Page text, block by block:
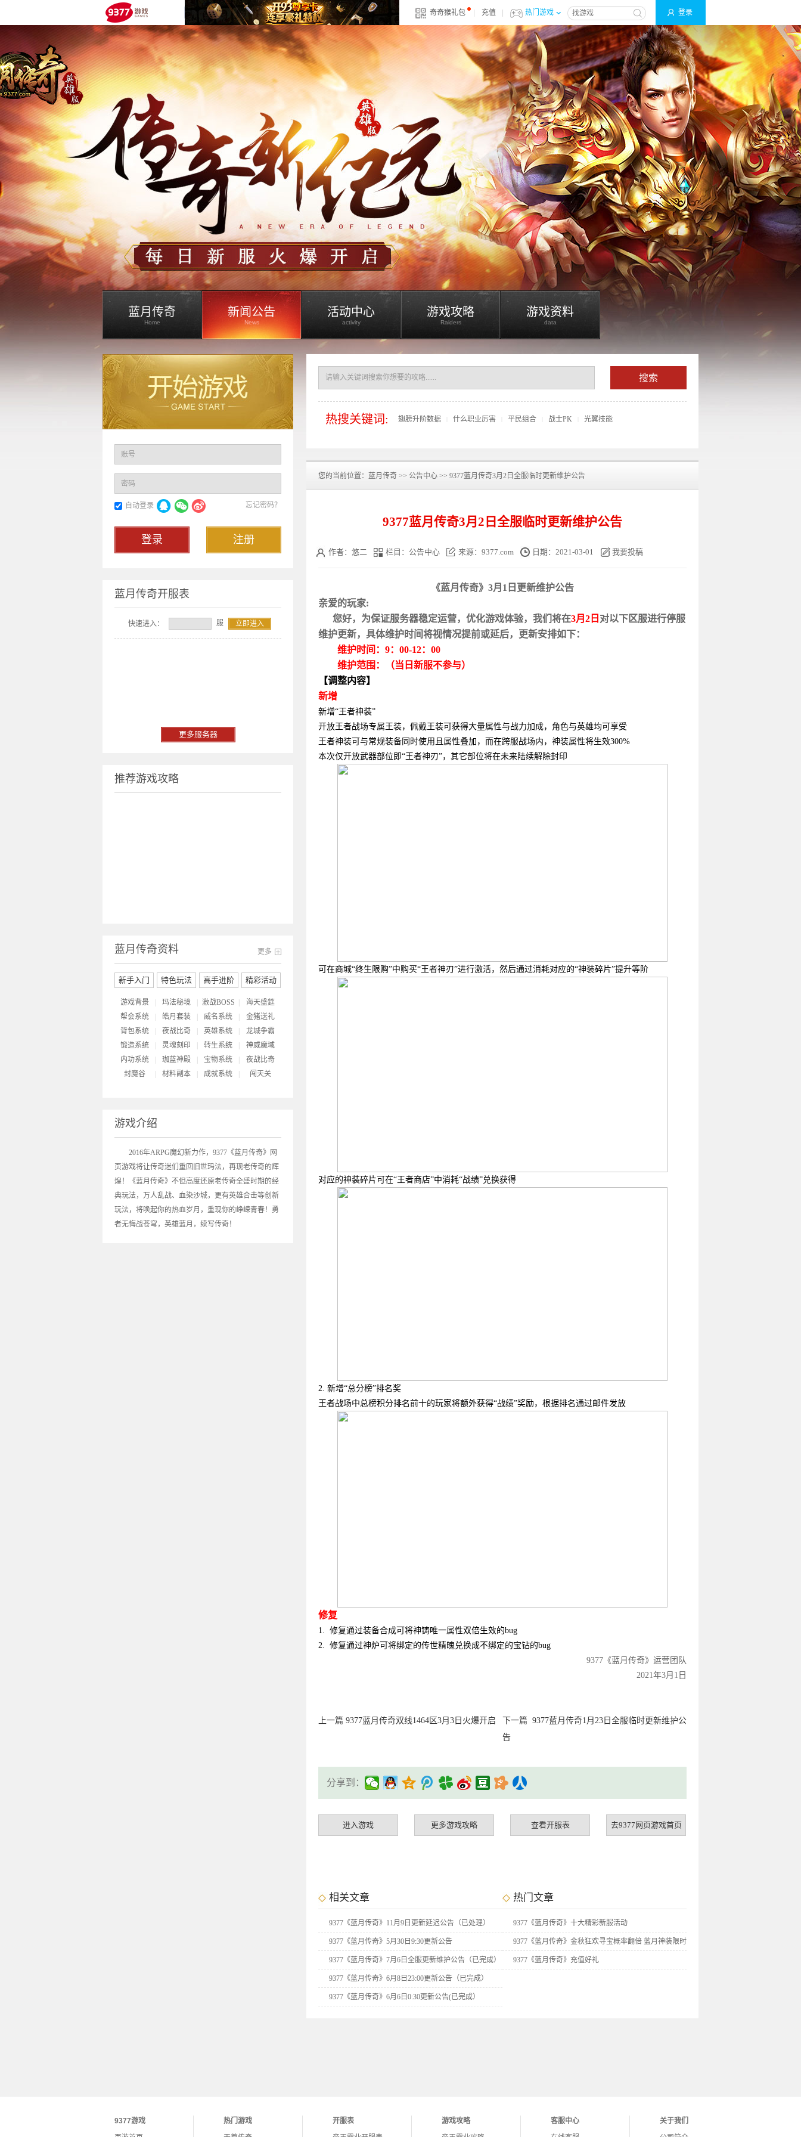
奇奇猴礼包 充值 热门游戏 登录
蓝月传奇
Home
新闻公告
News
活动中心
activity
游戏攻略
Raiders
游戏资料
data
热搜关键词: 翅膀升阶数据 什么职业厉害 平民组合 战士PK 光翼技能
您的当前位置： 蓝月传奇 >> 公告中心 >> 9377蓝月传奇3月2日全服临时更新维护公告
9377蓝月传奇3月2日全服临时更新维护公告
作者：悠二 栏目：公告中心 来源：9377.com 日期：2021-03-01 我要投稿
《蓝月 传奇》 3月1日更新维护公告
亲爱的玩家:
您好，为保证服务器稳定运营，优化游戏体验，我们将在3月 2 日 对以下区服进行停服
维护更新，具体维护时间将视情况提前或延后，更新安排如下：
维护时间： 9：00-12： 00
维护范围：（当日新服不参与）
【调整内容】
新增
新增“王者神装”
开放王者战场专属王装，佩戴王装可获得大量属性与战力加成，角色与英雄均可享受
王者神装可与常规装备同时使用且属性叠加，而在跨服战场内，神装属性将生效300%
本次仅开放武器部位即“王者神刃”，其它部位将在未来陆续解除封印
可在商城“终生限购”中购买“王者神刃”进行激活，然后通过消耗对应的“神装碎片”提升等阶
对应的神装碎片可在“王者商店”中消耗“战绩”兑换获得
2. 新增“总分榜”排名奖
王者战场中总榜积分排名前十的玩家将额外获得“战绩”奖励，根据排名通过邮件发放
修复
1. 修复通过装备合成可将神铸唯一属性双倍生效的bug
2. 修复通过神炉可将绑定的传世精魄兑换成不绑定的宝钻的bug
9377《蓝月 传奇》运营团队
2021年3月1日
上一篇 9377蓝月传奇双线1464区3月3日火爆开启 下一篇 9377蓝月传奇1月23日全服临时更新维护公
告
分享到：
进入游戏 更多游戏攻略 查看开服表 去9377网页游戏首页
相关文章
9377《蓝月传奇》11月9日更新延迟公告（已处理）
9377《蓝月传奇》5月30日9:30更新公告
9377《蓝月传奇》7月6日全服更新维护公告（已完成）
9377《蓝月传奇》6月8日23:00更新公告（已完成）
9377《蓝月传奇》6月6日0:30更新公告(已完成）
热门文章
9377《蓝月传奇》十大精彩新服活动
9377《蓝月传奇》金秋狂欢寻宝概率翻倍 蓝月神装限时
抽
9377《蓝月传奇》充值好礼
账号
密码
忘记密码？
自动登录
注册
登录
蓝月传奇开服表
快速进入： 服 立即进入
更多服务器
推荐游戏攻略
更多
蓝月传奇资料
新手入门 特色玩法 高手进阶 精彩活动
游戏背景 玛法秘境 激战BOSS
海天盛筵
帮会系统 皓月套装 威名系统
金猪送礼
背包系统 夜战比奇 英雄系统
龙城争霸
锻造系统 灵魂刻印 转生系统
神威魔域
内功系统 珈蓝神殿 宝物系统
夜战比奇
封魔谷 材料副本 成就系统 闯天关
游戏介绍
2016年ARPG魔幻新力作，9377《蓝月传奇》网
页游戏将让传奇迷们重回旧世玛法，再现老传奇的辉
煌！《蓝月传奇》不但高度还原老传奇全盛时期的经
典玩法，万人乱战、血染沙城，更有英雄合击等创新
玩法，将唤起你的热血岁月，重现你的峥嵘青春！勇
者无悔战苍穹，英雄蓝月，续写传奇！
9377游戏
热门游戏
开服表
游戏攻略
客服中心
关于我们